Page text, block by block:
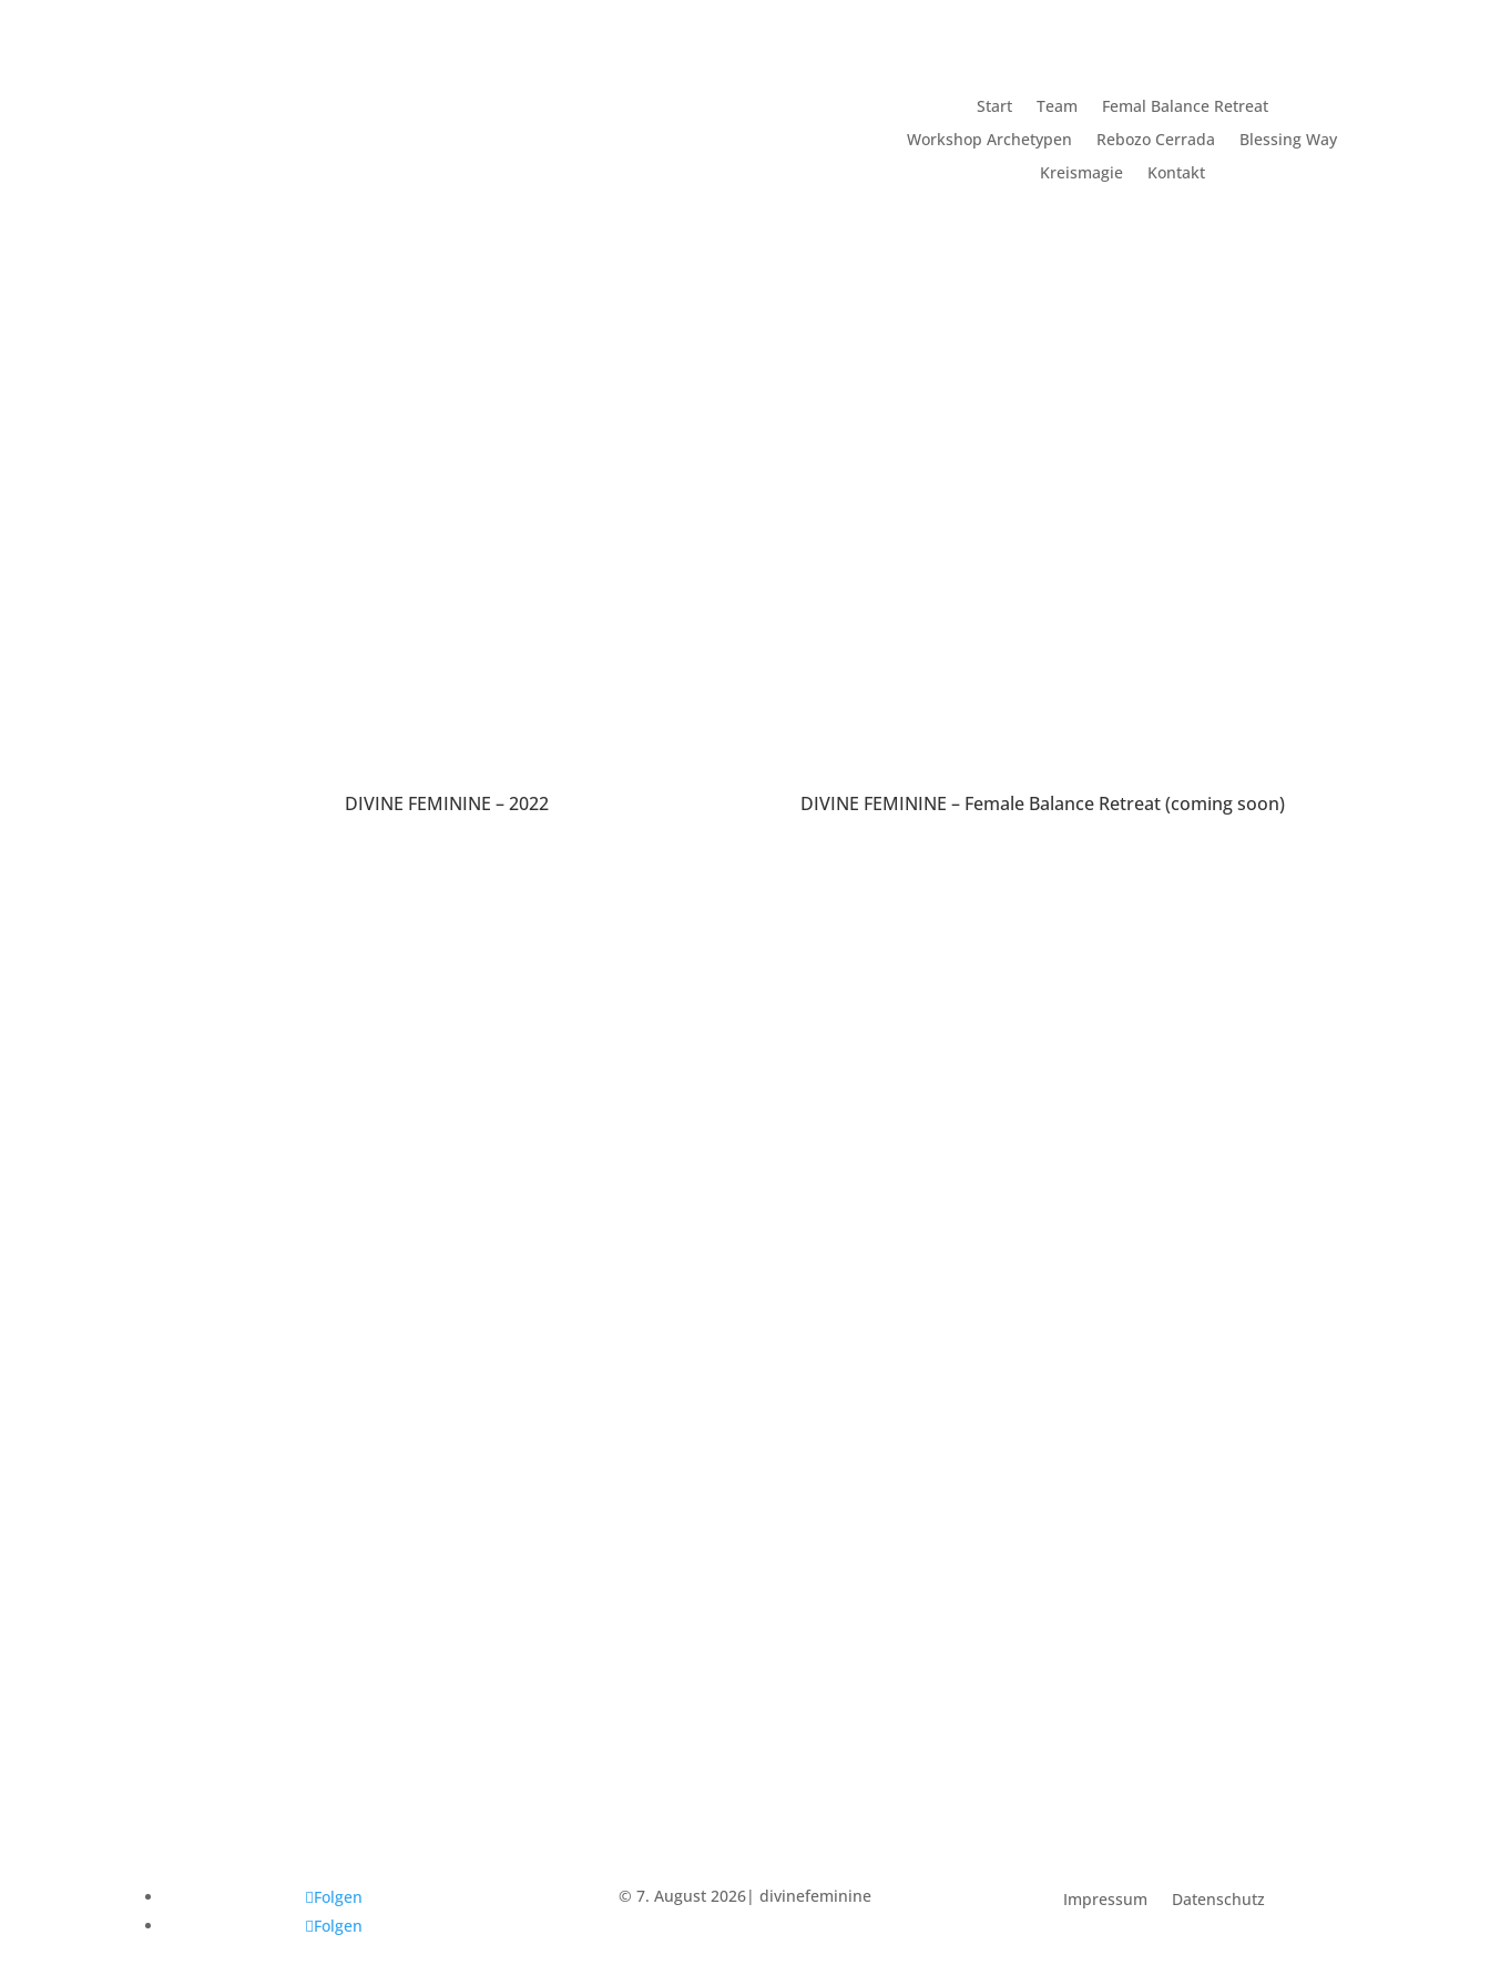
Start Team
Femal Balance Retreat
Workshop Archetypen
Rebozo Cerrada
Blessing Way
Kreismagie
Kontakt
DIVINE FEMININE – 2022 DIVINE FEMININE – Female Balance Retreat (coming soon)
Folgen
Folgen
© 7. August 2026| divinefeminine Impressum Datenschutz